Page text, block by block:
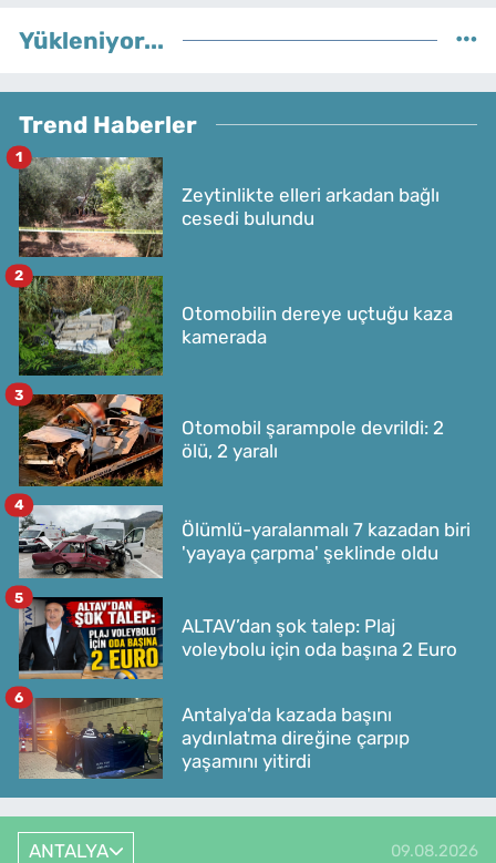
Yükleniyor...
Trend Haberler
Zeytinlikte elleri arkadan bağlı
cesedi bulundu
1
Otomobilin dereye uçtuğu kaza
kamerada
2
Otomobil şarampole devrildi: 2
ölü, 2 yaralı
3
Ölümlü-yaralanmalı 7 kazadan biri
'yayaya çarpma' şeklinde oldu
4
ALTAV’dan şok talep: Plaj
voleybolu için oda başına 2 Euro
5
Antalya'da kazada başını
aydınlatma direğine çarpıp
yaşamını yitirdi
6
ANTALYA 09.08.2026